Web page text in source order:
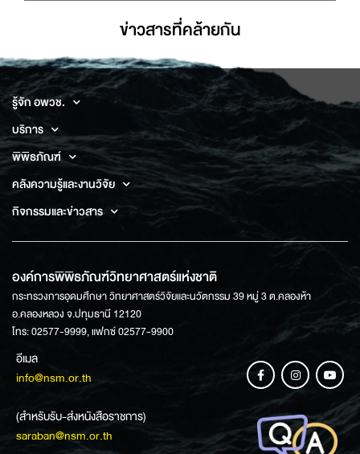
ข่าวสารที่่คล้ายกัน
รู้จัก อพวช.
บริการ
พิพิธภัณฑ์
คลังความรู้และงานวิจัย
กิจกรรมและข่าวสาร
องค์การพิพิธภัณฑ์วิทยาศาสตร์แห่งชาติ
กระทรวงการอุดมศึกษา วิทยาศาสตร์วิจัยและนวัตกรรม 39 หมู่ 3 ต.คลองห้า
อ.คลองหลวง จ.ปทุมธานี 12120
โทร: 02577-9999, แฟกซ์ 02577-9900
อีเมล
info@nsm.or.th
(สำหรับรับ-ส่งหนังสือราชการ)
saraban@nsm.or.th